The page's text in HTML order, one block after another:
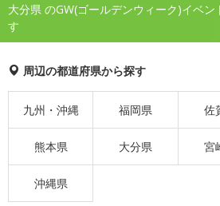
大分県 のGW(ゴールデンウィーク)イベ
す
周辺の都道府県から探す
九州・沖縄 福岡県 佐
熊本県 大分県 宮
沖縄県